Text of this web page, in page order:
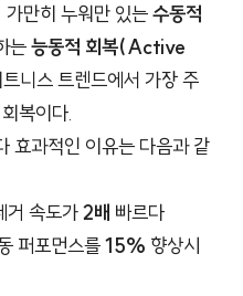
만히 누워만 있는수동적
는능동적 회복(Active
니스 트렌드에서 가장 주
복이다.
효과적인 이유는 다음과 같
거 속도가2배 빠르다
퍼포먼스를15% 향상시